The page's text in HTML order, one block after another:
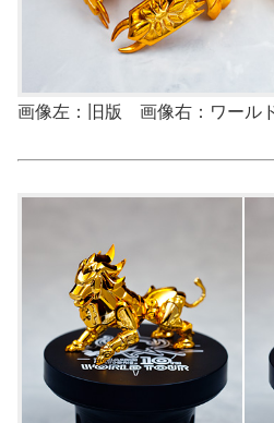
画像左：旧版 画像右：ワール